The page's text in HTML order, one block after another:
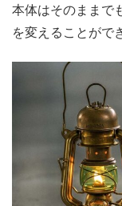
本体はそのままで
を変えることがで